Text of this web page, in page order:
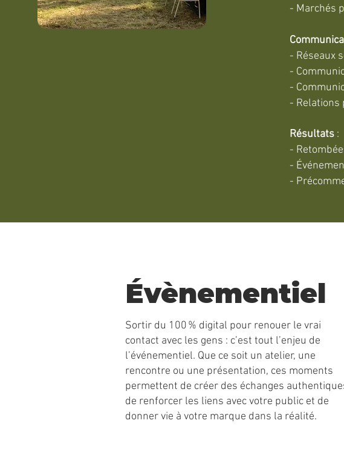
- Marchés
- Réseaux
-
-
- Relations
Résultats :
-
-
-
Évènementiel
Sortir du 100 % digital pour renouer le vrai
contact avec les gens : c’est tout l’enjeu de
l’événementiel. Que ce soit un atelier, une
rencontre ou une présentation, ces moments
permettent de créer des échanges
de renforcer les liens avec votre public et de
donner vie à votre marque dans la réalité.